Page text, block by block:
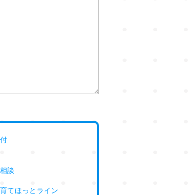
談
てほっとライン